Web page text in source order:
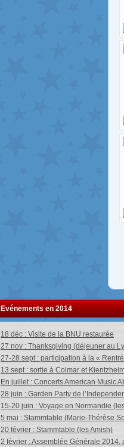
Evénements en 2014
18 déc : Visite de la BNU restaurée
27 nov : Thanksgiving (déjeuner au
27-28 sept : participation à la «
13 sept : sortie à Colmar et
En juillet : Concerts American Music
28 juin : Garden Party de
15-20 juin : Voyage en Normandie
5 mai : Stammtable (Marie-Thérèse
20 février : Stammtable (les Amish)
2 février : Assemblée Générale 2014,